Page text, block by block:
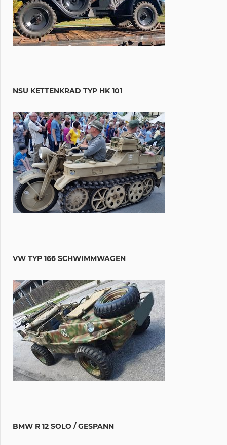
NSU KETTENKRAD TYP HK 101
VW TYP 166 SCHWIMMWAGEN
BMW R 12 SOLO / GESPANN